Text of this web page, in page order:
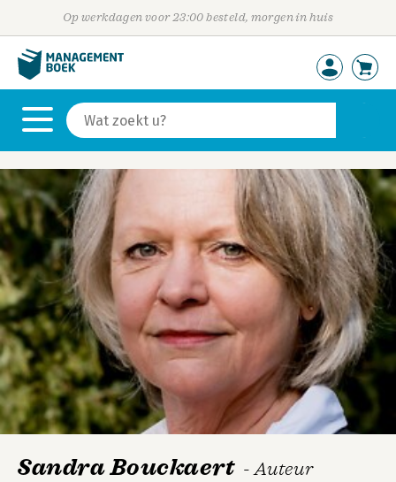
Op werkdagen voor 23:00 besteld, morgen in huis
Sandra Bouckaert - Auteur